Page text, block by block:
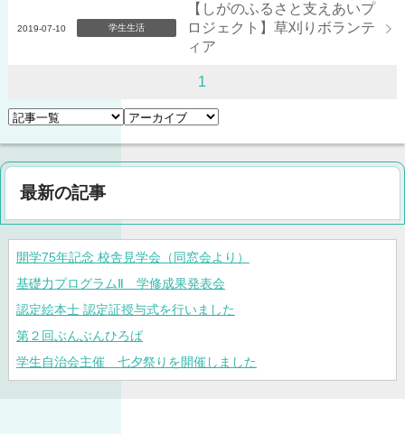
2019-07-10 学生生活
【しがのふるさと支えあいプ
ロジェクト】草刈りボランテ
ィア
1
最新の記事
開学75年記念 校舎見学会（同窓会より）
基礎力プログラムⅡ 学修成果発表会
認定絵本士 認定証授与式を行いました
第２回ぶんぶんひろば
学生自治会主催 七夕祭りを開催しました